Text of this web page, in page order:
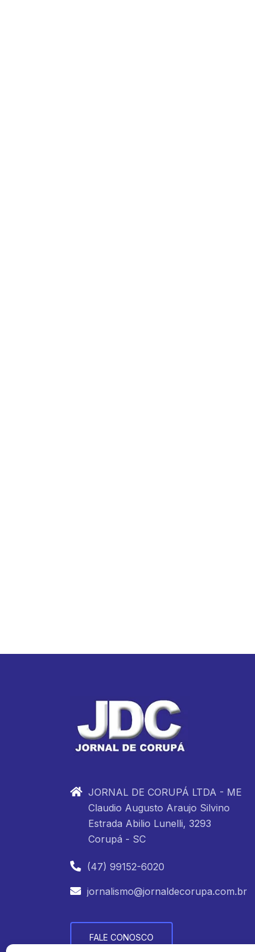
JORNAL DE CORUPÁ LTDA - ME
Claudio Augusto Araujo Silvino
Estrada Abilio Lunelli, 3293
Corupá - SC
(47) 99152-6020
jornalismo@jornaldecorupa.com.br
FALE CONOSCO